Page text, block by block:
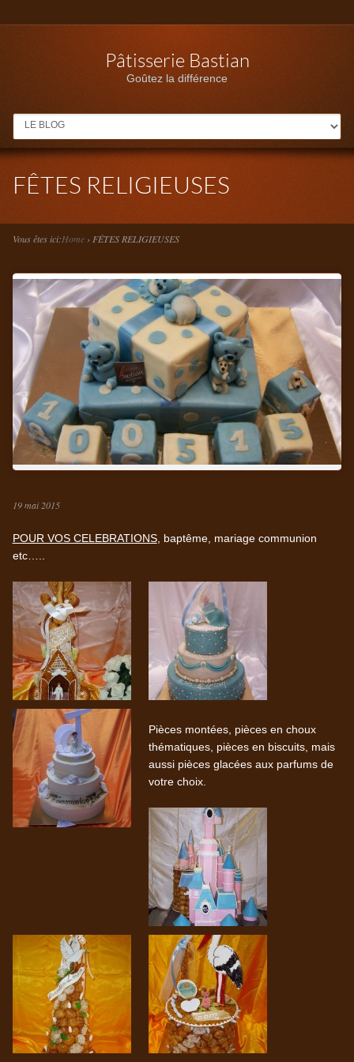
Pâtisserie Bastian
Goûtez la différence
MENU
FÊTES RELIGIEUSES
Vous êtes ici:Home› FÊTES RELIGIEUSES
19 mai 2015
POUR VOS CELEBRATIONS, baptême, mariage communion
etc…..
Pièces montées, pièces en choux
thématiques, pièces en biscuits, mais
aussi pièces glacées aux parfums de
votre choix.